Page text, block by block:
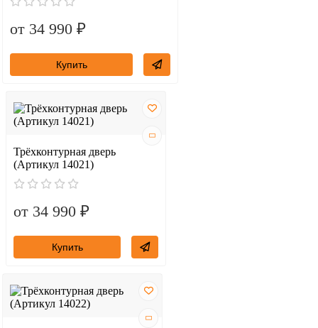
от 34 990 ₽
Купить
Трёхконтурная дверь
(Артикул 14021)
от 34 990 ₽
Купить